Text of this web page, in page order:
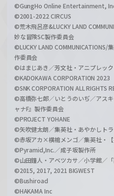
©GungHo Online Entertainment,
©2001-2022 CIRCUS
©荒木飛呂彦&LUCKY LAND
妙な冒険SC製作委員会
©LUCKY LAND COMMUNICATIONS/
作委員会
©はまじあき／芳文社・アニプレック
©KADOKAWA CORPORATION 2023
©SNK CORPORATION ALL RIGHTS
©高橋弥七郎／いとうのいぢ／アス
ャナF』製作委員会
©PROJECT YOHANE
©矢吹健太朗／集英社・あやかしト
©赤坂アカ×横槍メンゴ／集英社・
©Pyramid,Inc.／成子坂製作所
©山田鐘人・アベツカサ／小学館／
©2015, 2017, 2021 BIGWEST
©Bushiroad
©HAKAMA Inc